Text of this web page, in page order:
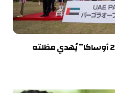
جناح الإمارات في “إكسبو 2025 أوساكا” يُهدي مظلته